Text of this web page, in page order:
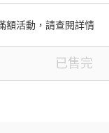
額活動，請查閱詳情
已售完